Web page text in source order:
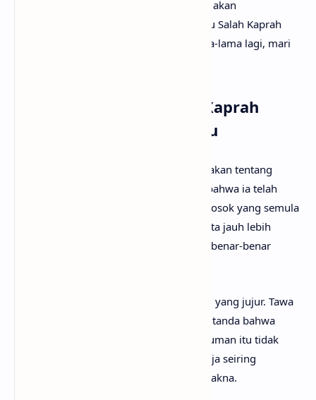
akan
menemanimu mencari tahu maksud lagu Salah Kaprah
#Anjay dari Mario G Klau. Tanpa berlama-lama lagi, mari
Arti Makna Lagu Salah Kaprah
#Anjay dari Mario G Klau
Lirik lagu Salah Kaprah #Anjay menceritakan tentang
penyesalan seseorang yang menyadari bahwa ia telah
salah menilai orang lain dari kejauhan. Sosok yang semula
terasa berbeda dari bayangannya ternyata jauh lebih
hangat, lucu, dan menyenangkan ketika benar-benar
Kesadaran ini memunculkan rasa kagum yang jujur. Tawa
yang muncul tanpa dibuat-buat menjadi tanda bahwa
perasaan nyaman mulai tumbuh. Kekaguman itu tidak
direncanakan, melainkan hadir begitu saja seiring
kebersamaan yang singkat namun bermakna.